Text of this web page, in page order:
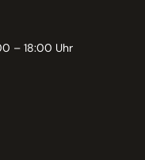
– 18:00 Uhr